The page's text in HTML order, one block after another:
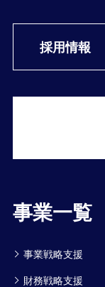
採用情報
事業一覧
事業戦略支援
財務戦略支援